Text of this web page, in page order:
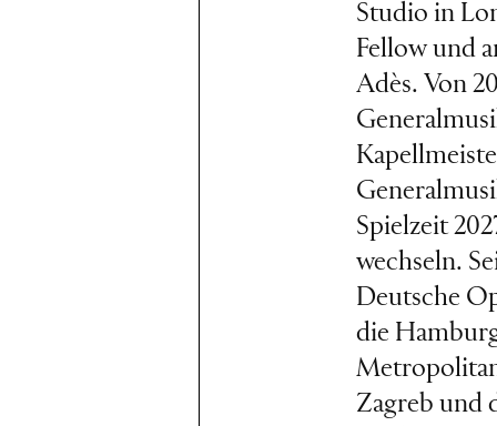
Studio in
Fellow und
Adès. Von
Spielzeit
wechseln.
Deutsche
die
Zagreb und